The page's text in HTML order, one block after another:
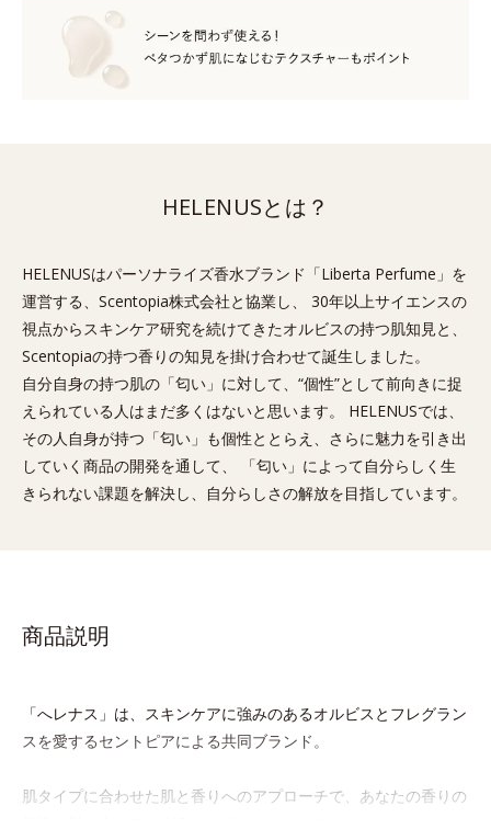
HELENUSとは？
HELENUSはパーソナライズ香水ブランド「Liberta Perfume」を
運営する、Scentopia株式会社と協業し、 30年以上サイエンスの
視点からスキンケア研究を続けてきたオルビスの持つ肌知見と、
Scentopiaの持つ香りの知見を掛け合わせて誕生しました。
自分自身の持つ肌の「匂い」に対して、“個性”として前向きに捉
えられている人はまだ多くはないと思います。 HELENUSでは、
その人自身が持つ「匂い」も個性ととらえ、さらに魅力を引き出
していく商品の開発を通して、 「匂い」によって自分らしく生
きられない課題を解決し、自分らしさの解放を目指しています。
商品説明
「へレナス」は、スキンケアに強みのあるオルビスとフレグラン
スを愛するセントピアによる共同ブランド。
肌タイプに合わせた肌と香りへのアプローチで、あなたの香りの